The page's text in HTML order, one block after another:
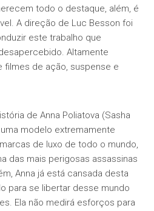
todo o destaque, além, é
A direção de Luc Besson foi
este trabalho que
Altamente
filmes de ação, suspense e
de Anna Poliatova (Sasha
modelo extremamente
de luxo de todo o mundo,
das mais perigosas assassinas
Anna já está cansada desta
para se libertar desse mundo
Ela não medirá esforços para